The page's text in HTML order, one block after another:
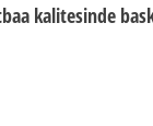
kalitesinde